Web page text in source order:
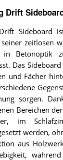
Drift
Sideboard
zeitlosen
Betonoptik
Das
und Fächer
sorgen.
Bereichen
im
werden,
aus